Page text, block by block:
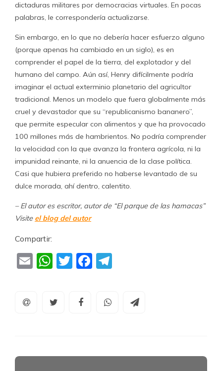
dictaduras militares por democracias virtuales. En pocas
palabras, le correspondería actualizarse.
Sin embargo, en lo que no debería hacer esfuerzo alguno
(porque apenas ha cambiado en un siglo), es en
comprender el papel de la tierra, del explotador y del
humano del campo. Aún así, Henry difícilmente podría
imaginar el actual exterminio planetario del agricultor
tradicional. Menos un modelo que fuera globalmente más
cruel y devastador que su “republicanismo bananero”,
que permite especular con alimentos y que ha provocado
100 millones más de hambrientos. No podría comprender
la velocidad con la que avanza la frontera agrícola, ni la
impunidad reinante, ni la anuencia de la clase política.
Casi que hubiera preferido no haberse levantado de su
dulce morada, ahí dentro, calentito.
– El autor es escritor, autor de “El parque de las hamacas”
Visite el blog del autor
Compartir:
EmailWhatsApp
TwitterFacebook